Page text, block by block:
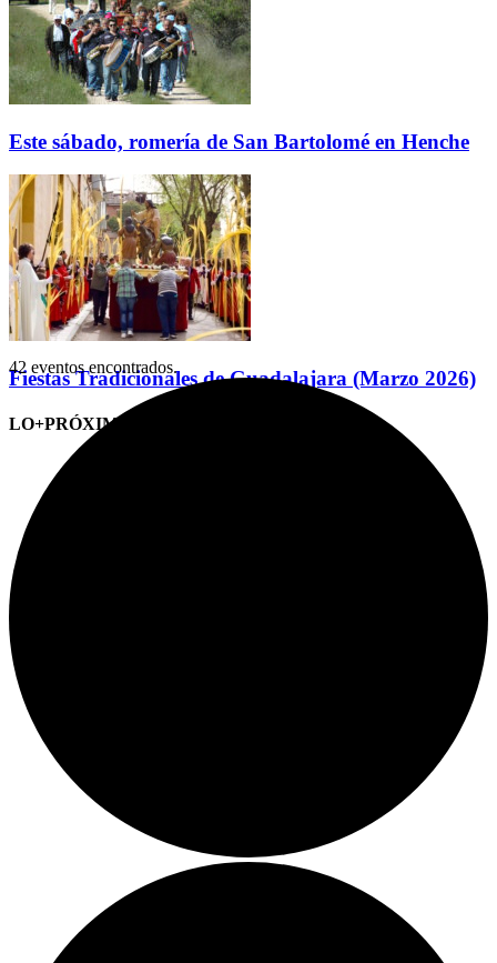
Este sábado, romería de San Bartolomé en Henche
Fiestas Tradicionales de Guadalajara (Marzo 2026)
LO+PRÓXIMO (CITAS)
42 eventos encontrados.